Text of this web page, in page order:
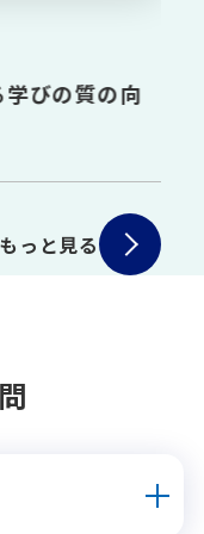
びの質の向
っと見る